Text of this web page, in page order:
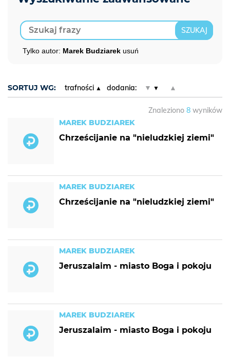
Tylko autor: Marek Budziarek usuń
SORTUJ WG: trafności dodania: ▼ ▲
Znaleziono 8 wyników
MAREK BUDZIAREK
Chrześcijanie na "nieludzkiej ziemi"
MAREK BUDZIAREK
Chrześcijanie na "nieludzkiej ziemi"
MAREK BUDZIAREK
Jeruszalaim - miasto Boga i pokoju
MAREK BUDZIAREK
Jeruszalaim - miasto Boga i pokoju